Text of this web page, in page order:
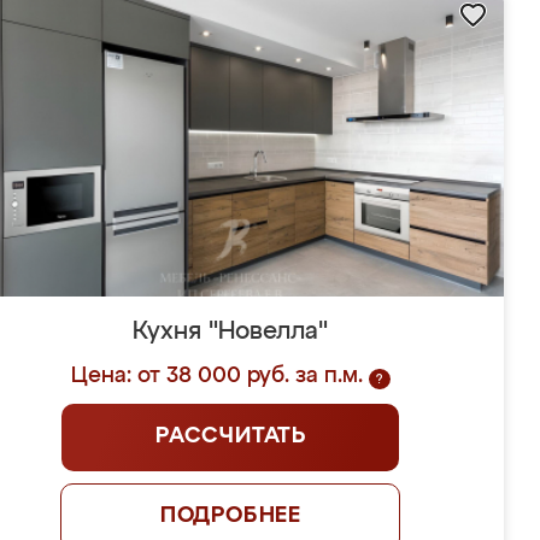
Кухня "Новелла"
Цена: от 38 000 руб. за п.м. ?
РАССЧИТАТЬ
ПОДРОБНЕЕ